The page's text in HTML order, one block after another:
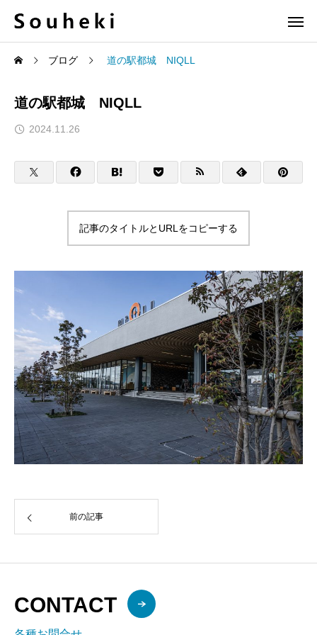
ブログ 道の駅都城 NIQLL
道の駅都城 NIQLL
2024.11.26
記事のタイトルとURLをコピーする
前の記事
CONTACT